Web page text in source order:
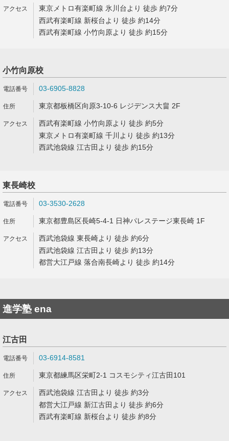
東京メトロ有楽町線 氷川台より 徒歩 約7分
西武有楽町線 新桜台より 徒歩 約14分
西武有楽町線 小竹向原より 徒歩 約15分
小竹向原校
03-6905-8828
東京都板橋区向原3-10-6 レジデンス大畠 2F
西武有楽町線 小竹向原より 徒歩 約5分
東京メトロ有楽町線 千川より 徒歩 約13分
西武池袋線 江古田より 徒歩 約15分
東長崎校
03-3530-2628
東京都豊島区長崎5-4-1 日神パレステージ東長崎 1F
西武池袋線 東長崎より 徒歩 約6分
西武池袋線 江古田より 徒歩 約13分
都営大江戸線 落合南長崎より 徒歩 約14分
進学塾 ena
江古田
03-6914-8581
東京都練馬区栄町2-1 コスモシティ江古田101
西武池袋線 江古田より 徒歩 約3分
都営大江戸線 新江古田より 徒歩 約6分
西武有楽町線 新桜台より 徒歩 約8分